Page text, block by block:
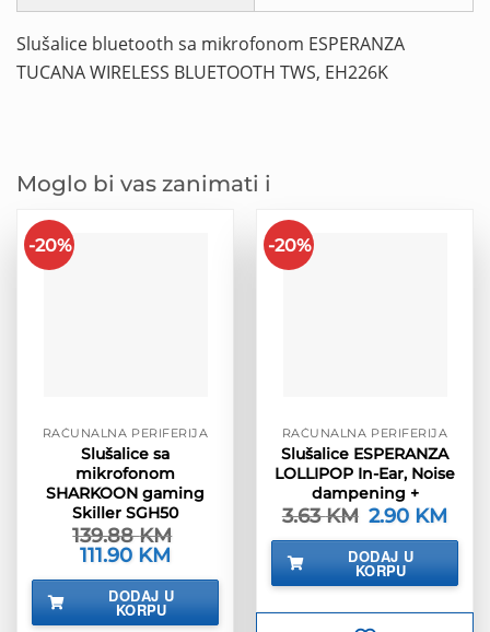
Slušalice bluetooth sa mikrofonom ESPERANZA
TUCANA WIRELESS BLUETOOTH TWS, EH226K
Moglo bi vas zanimati i
-20%
RAČUNALNA PERIFERIJA
Slušalice sa
mikrofonom
SHARKOON gaming
Skiller SGH50
139.88KM
Izvorna
cijena
bila
139.88 KM.
111.90 KM
je:
111.90 KM.
DODAJ U
KORPU
-20%
RAČUNALNA PERIFERIJA
Slušalice ESPERANZA
LOLLIPOP In-Ear, Noise
dampening +
3.63KM Izvorna
cijena
bila
je:
3.63 KM.
2.90 KM
je:
DODAJ U
KORPU